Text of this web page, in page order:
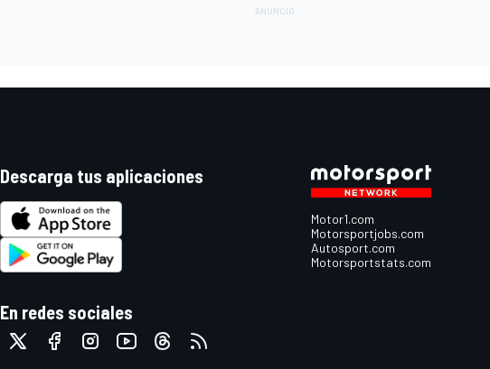
Descarga tus aplicaciones
En redes sociales
Motor1.com
Motorsportjobs.com
Autosport.com
Motorsportstats.com